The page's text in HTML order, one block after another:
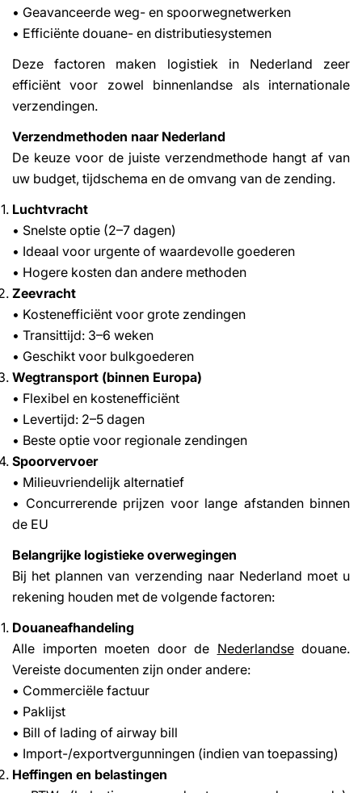
• Geavanceerde weg- en spoorwegnetwerken
• Efficiënte douane- en distributiesystemen
Deze factoren maken logistiek in Nederland zeer
efficiënt voor zowel binnenlandse als internationale
verzendingen.
Verzendmethoden naar Nederland
De keuze voor de juiste verzendmethode hangt af van
uw budget, tijdschema en de omvang van de zending.
Luchtvracht
• Snelste optie (2–7 dagen)
• Ideaal voor urgente of waardevolle goederen
• Hogere kosten dan andere methoden
Zeevracht
• Kostenefficiënt voor grote zendingen
• Transittijd: 3–6 weken
• Geschikt voor bulkgoederen
Wegtransport (binnen Europa)
• Flexibel en kostenefficiënt
• Levertijd: 2–5 dagen
• Beste optie voor regionale zendingen
Spoorvervoer
• Milieuvriendelijk alternatief
• Concurrerende prijzen voor lange afstanden binnen
de EU
Belangrijke logistieke overwegingen
Bij het plannen van verzending naar Nederland moet u
rekening houden met de volgende factoren:
Douaneafhandeling
Alle importen moeten door de Nederlandsedouane.
Vereiste documenten zijn onder andere:
• Commerciële factuur
• Paklijst
• Bill of lading of airway bill
• Import-/exportvergunningen (indien van toepassing)
Heffingen en belastingen